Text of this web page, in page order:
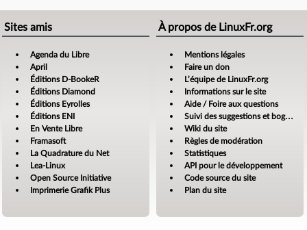
Sites amis
Agenda du Libre
April
Éditions D-BookeR
Éditions Diamond
Éditions Eyrolles
Éditions ENI
En Vente Libre
Framasoft
La Quadrature du Net
Lea-Linux
Open Source Initiative
Imprimerie Grafik Plus
À propos de LinuxFr.org
Mentions légales
Faire un don
L’équipe de LinuxFr.org
Informations sur le site
Aide / Foire aux questions
Suivi des suggestions et bogues
Wiki du site
Règles de modération
Statistiques
API pour le développement
Code source du site
Plan du site